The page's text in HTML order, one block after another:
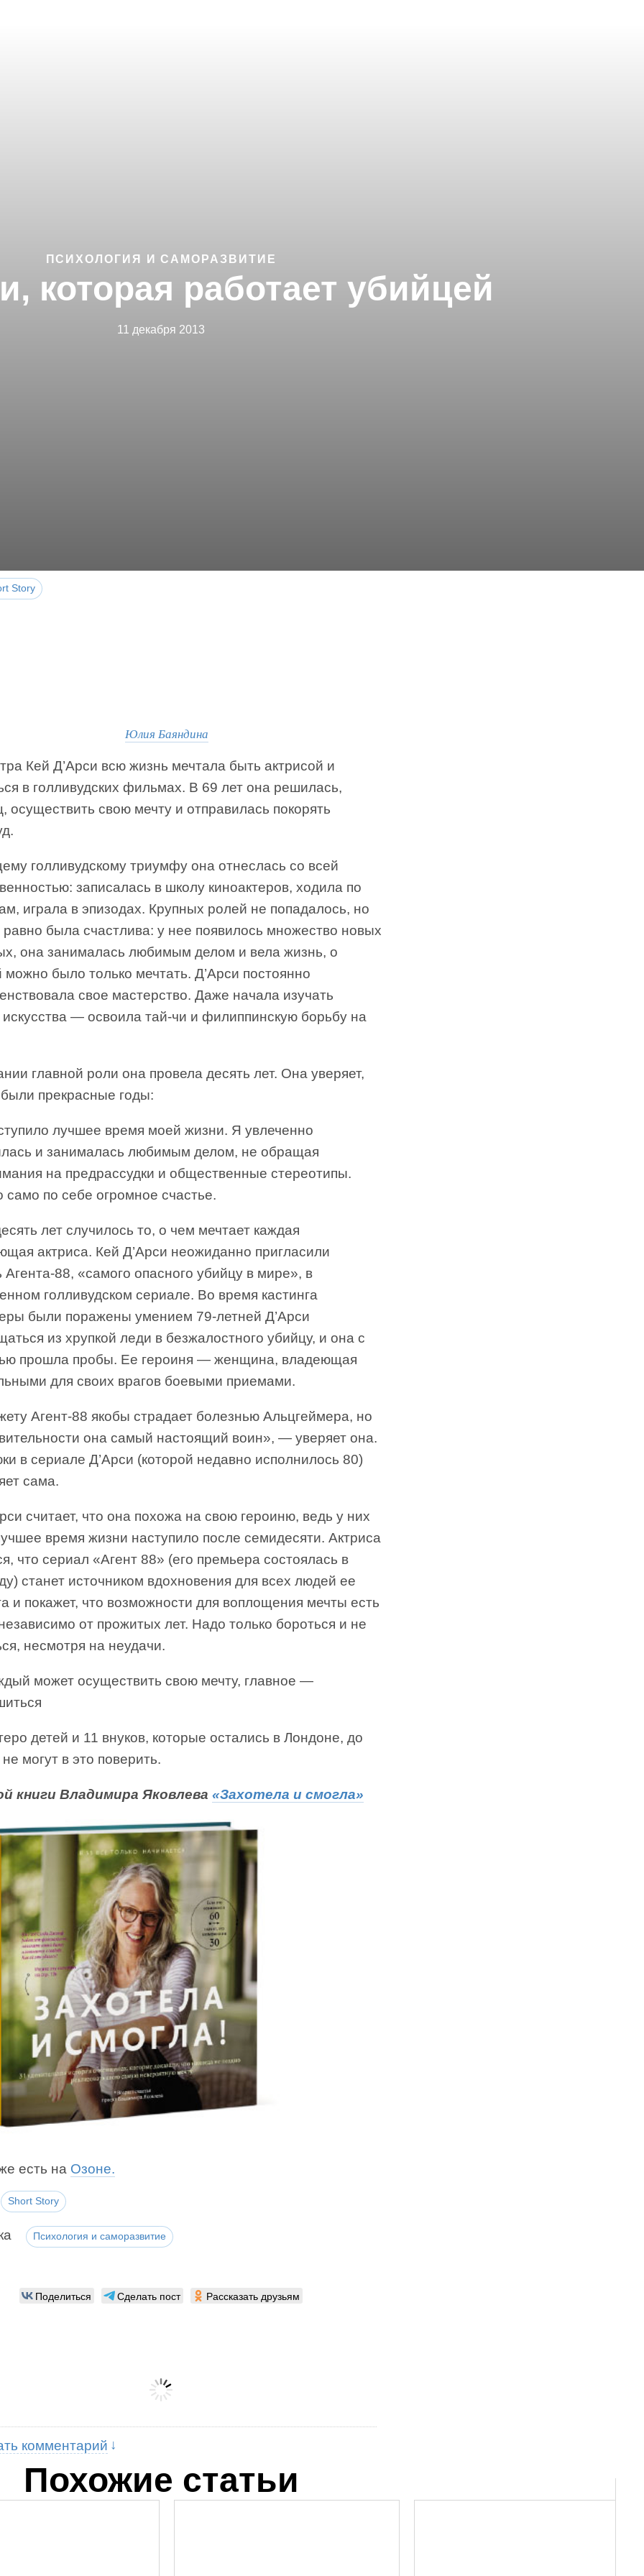
ПСИХОЛОГИЯ И САМОРАЗВИТИЕ
которая работает убийцей
11 декабря 2013
Story
Юлия Баяндина
Кей Д’Арси всю жизнь мечтала быть актрисой и
в голливудских фильмах. В 69 лет она решилась,
осуществить свою мечту и отправилась покорять
голливудскому триумфу она отнеслась со всей
записалась в школу киноактеров, ходила по
играла в эпизодах. Крупных ролей не попадалось, но
равно была счастлива: у нее появилось множество новых
она занималась любимым делом и вела жизнь, о
можно было только мечтать. Д’Арси постоянно
свое мастерство. Даже начала изучать
— освоила тай-чи и филиппинскую борьбу на
главной роли она провела десять лет. Она уверяет,
были прекрасные годы:
лучшее время моей жизни. Я увлеченно
и занималась любимым делом, не обращая
на предрассудки и общественные стереотипы.
само по себе огромное счастье.
лет случилось то, о чем мечтает каждая
актриса. Кей Д’Арси неожиданно пригласили
Агента-88, «самого опасного убийцу в мире», в
голливудском сериале. Во время кастинга
были поражены умением 79-летней Д’Арси
из хрупкой леди в безжалостного убийцу, и она с
прошла пробы. Ее героиня — женщина, владеющая
для своих врагов боевыми приемами.
Агент-88 якобы страдает болезнью Альцгеймера, но
она самый настоящий воин», — уверяет она.
в сериале Д’Арси (которой недавно исполнилось 80)
сама.
считает, что она похожа на свою героиню, ведь у них
время жизни наступило после семидесяти. Актриса
что сериал «Агент 88» (его премьера состоялась в
станет источником вдохновения для всех людей ее
и покажет, что возможности для воплощения мечты есть
от прожитых лет. Надо только бороться и не
несмотря на неудачи.
может осуществить свою мечту, главное —
детей и 11 внуков, которые остались в Лондоне, до
могут в это поверить.
книги Владимира Яковлева «Захотела и смогла»
есть на Озоне.
Short Story
Психология и саморазвитие
Поделиться Сделать пост Рассказать друзьям
комментарий
Похожие статьи